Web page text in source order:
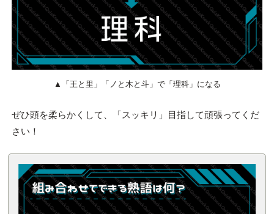
▲「王と里」「ノと木と斗」で「理科」になる
ぜひ頭を柔らかくして、「スッキリ」目指して頑張ってくだ
さい！